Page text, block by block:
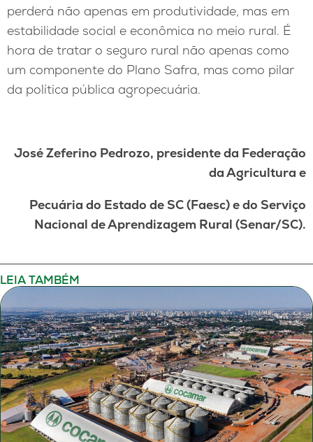
perderá não apenas em produtividade, mas em
estabilidade social e econômica no meio rural. É
hora de tratar o seguro rural não apenas como
um componente do Plano Safra, mas como pilar
da política pública agropecuária.
José Zeferino Pedrozo, presidente da Federação
da Agricultura e
Pecuária do Estado de SC (Faesc) e do Serviço
Nacional de Aprendizagem Rural (Senar/SC).
LEIA TAMBÉM